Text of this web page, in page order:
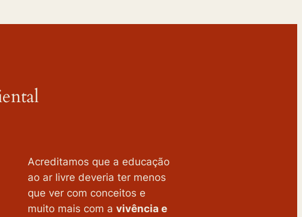
Acreditamos que a educação
ao ar livre deveria ter menos
que ver com conceitos e
muito mais com a vivência e